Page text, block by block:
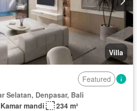
Villa
Featured
Selatan, Denpasar, Bali
mandi
234 m²